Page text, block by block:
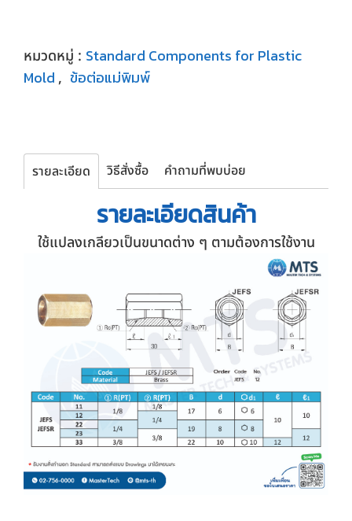
หมวดหมู่ : Standard Components for Plastic
Mold, ข้อต่อแม่พิมพ์
รายละเอียด วิธีสั่งซื้อ คำถามที่พบบ่อย
รายละเอียดสินค้า
ใช้แปลงเกลียวเป็นขนาดต่าง ๆ ตามต้องการใช้งาน